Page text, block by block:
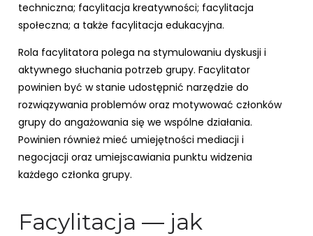
techniczna; facylitacja kreatywności; facylitacja
społeczna; a także facylitacja edukacyjna.
Rola facylitatora polega na stymulowaniu dyskusji i
aktywnego słuchania potrzeb grupy. Facylitator
powinien być w stanie udostępnić narzędzie do
rozwiązywania problemów oraz motywować członków
grupy do angażowania się we wspólne działania.
Powinien również mieć umiejętności mediacji i
negocjacji oraz umiejscawiania punktu widzenia
każdego członka grupy.
Facylitacja — jak